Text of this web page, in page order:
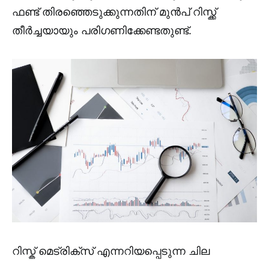
ഫണ്ട് തിരഞ്ഞെടുക്കുന്നതിന് മുൻപ് റിസ്ക്ക്
തീർച്ചയായും പരിഗണിക്കേണ്ടതുണ്ട്.
റിസ്ക് മെട്രിക്സ് എന്നറിയപ്പെടുന്ന ചില